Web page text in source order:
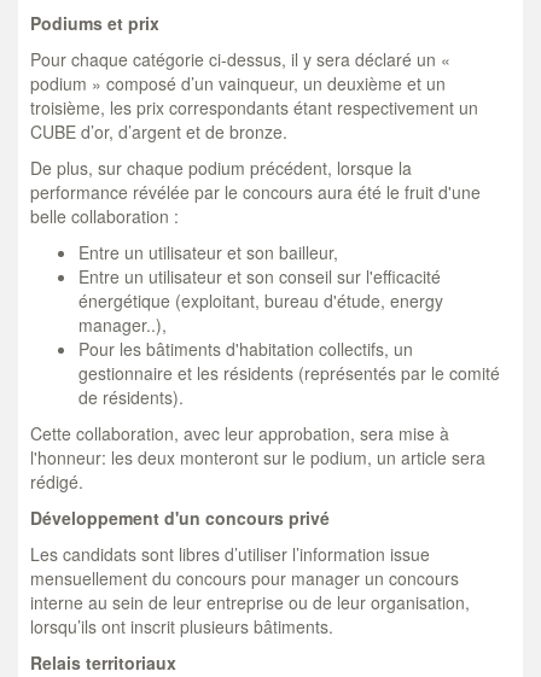
Podiums et prix
Pour chaque catégorie ci-dessus, il y sera déclaré un «
podium » composé d’un vainqueur, un deuxième et un
troisième, les prix correspondants étant respectivement un
CUBE d’or, d’argent et de bronze.
De plus, sur chaque podium précédent, lorsque la
performance révélée par le concours aura été le fruit d'une
belle collaboration :
Entre un utilisateur et son bailleur,
Entre un utilisateur et son conseil sur l'efficacité
énergétique (exploitant, bureau d'étude, energy
manager..),
Pour les bâtiments d'habitation collectifs, un
gestionnaire et les résidents (représentés par le comité
de résidents).
Cette collaboration, avec leur approbation, sera mise à
l'honneur: les deux monteront sur le podium, un article sera
rédigé.
Développement d'un concours privé
Les candidats sont libres d’utiliser l’information issue
mensuellement du concours pour manager un concours
interne au sein de leur entreprise ou de leur organisation,
lorsqu’ils ont inscrit plusieurs bâtiments.
Relais territoriaux